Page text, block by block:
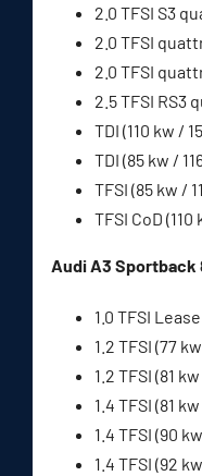
2.0 TFSI S3
2.0 TFSI
2.0 TFSI
2.5 TFSI RS3
TDI (110 kw /
TDI (85 kw /
TFSI (85 kw /
TFSI CoD (110
Audi A3 Sportback
1.0 TFSI
1.2 TFSI (77
1.2 TFSI (81
1.4 TFSI (81
1.4 TFSI (90
1.4 TFSI (92